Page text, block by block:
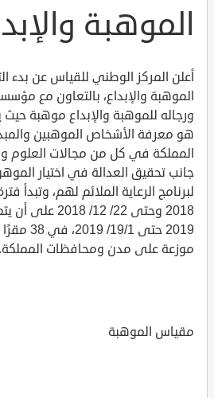
الموهبة
أعلن المركز الوطني للقياس عن
الموهبة والإبداع، بالتعاون مع
ورجاله للموهبة والإبداع موهبة
هو معرفة الأشخاص الموهبين
المملكة في كل من مجالات العلوم
جانب تحقيق العدالة في اختيار
موزعة على مدن ومحافظات المملكة.
مقياس الموهبة